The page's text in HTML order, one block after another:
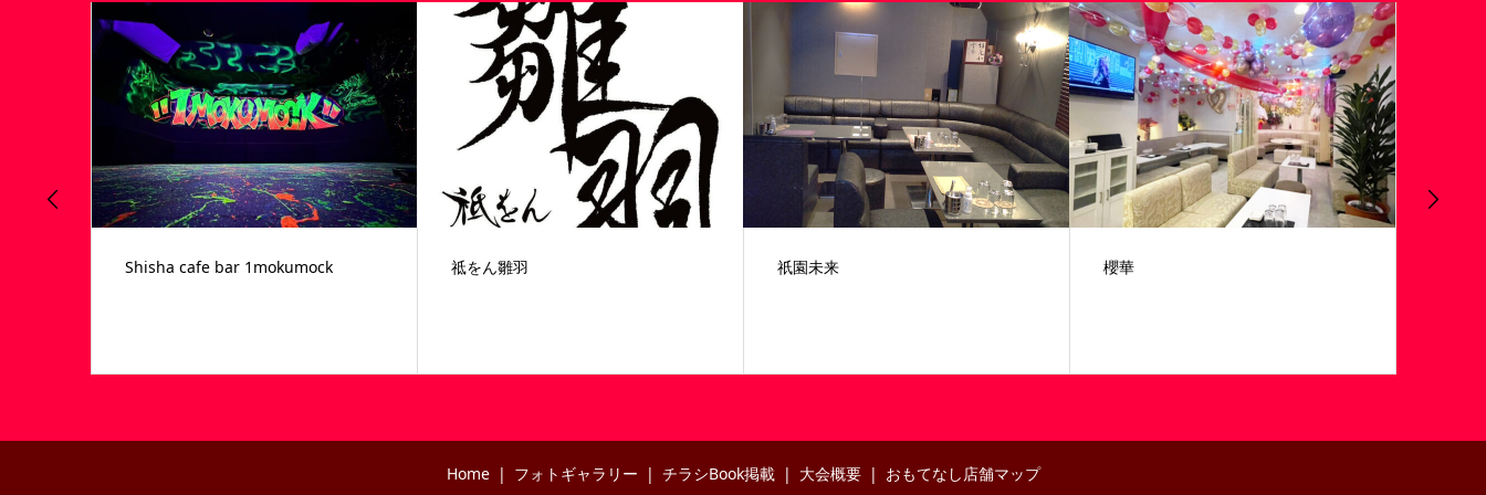
Shisha cafe bar 1mokumock 祗をん雛羽 祇園未来 櫻華
Home フォトギャラリー チラシBook掲載 大会概要 おもてなし店舗マップ